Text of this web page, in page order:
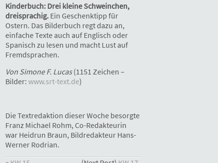
Kinderbuch: Drei kleine Schweinchen,
dreisprachig. Ein Geschenktipp für
Ostern. Das Bilderbuch regt dazu an,
einfache Texte auch auf Englisch oder
Spanisch zu lesen und macht Lust auf
Fremdsprachen.
Von Simone F. Lucas(1151 Zeichen –
Bilder: www.srt-text.de)
Die Textredaktion dieser Woche besorgte
Franz Michael Rohm, Co-Redakteurin
war Heidrun Braun, Bildredakteur Hans-
Werner Rodrian.